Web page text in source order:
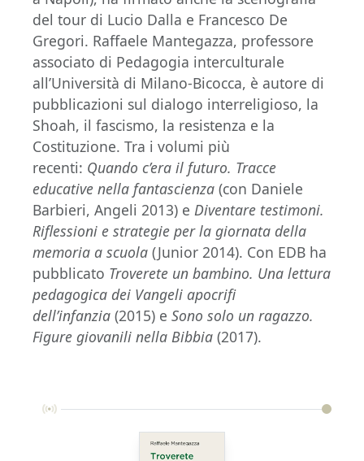
del tour di Lucio Dalla e Francesco De
Gregori. Raffaele Mantegazza, professore
associato di Pedagogia interculturale
all’Università di Milano-Bicocca, è autore di
pubblicazioni sul dialogo interreligioso, la
Shoah, il fascismo, la resistenza e la
Costituzione. Tra i volumi più
recenti: Quando c’era il futuro. Tracce
educative nella fantascienza (con Daniele
Barbieri, Angeli 2013) e Diventare testimoni.
Riflessioni e strategie per la giornata della
memoria a scuola (Junior 2014). Con EDB ha
pubblicato Troverete un bambino. Una lettura
pedagogica dei Vangeli apocrifi
dell’infanzia (2015) e Sono solo un ragazzo.
Figure giovanili nella Bibbia (2017).